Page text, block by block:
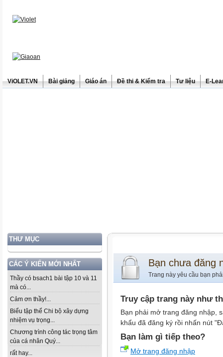
ViOLET.VN Bài giảng Giáo án Đề thi & Kiểm tra Tư liệu E-
THƯ MỤC
CÁC Ý KIẾN MỚI NHẤT
Thầy có bsach1 bài tập 10 và 11
mà có...
Cảm ơn thầy!...
Biểu tập thể Chi bộ xây dựng
nhiệm vụ trọng...
Chương trình công tác trọng tâm
của cá nhân Quý...
rất hay...
Bạn chưa đăng
Trang này yêu cầu bạn
Truy cập trang này như
Bạn phải mở trang đăng nhập,
khẩu đã đăng ký rồi nhấn nút
Bạn làm gì tiếp theo?
Mở trang đăng nhập